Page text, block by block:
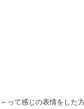
って感じの表情をした